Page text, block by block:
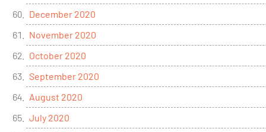
December 2020
November 2020
October 2020
September 2020
August 2020
July 2020